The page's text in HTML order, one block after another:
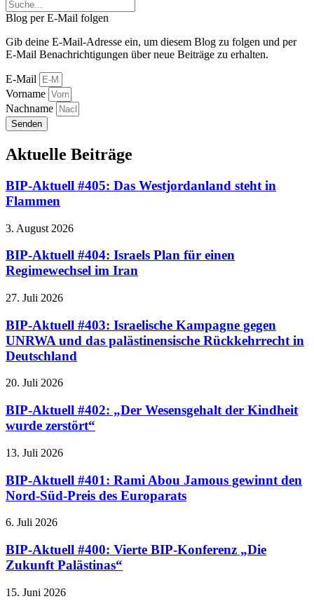
Blog per E-Mail folgen
Gib deine E-Mail-Adresse ein, um diesem Blog zu folgen und per
E-Mail Benachrichtigungen über neue Beiträge zu erhalten.
E-Mail
Vorname
Nachname
Senden
Aktuelle Beiträge
BIP-Aktuell #405: Das Westjordanland steht in
Flammen
3. August 2026
BIP-Aktuell #404: Israels Plan für einen
Regimewechsel im Iran
27. Juli 2026
BIP-Aktuell #403: Israelische Kampagne gegen
UNRWA und das palästinensische Rückkehrrecht in
Deutschland
20. Juli 2026
BIP-Aktuell #402: „Der Wesensgehalt der Kindheit
wurde zerstört“
13. Juli 2026
BIP-Aktuell #401: Rami Abou Jamous gewinnt den
Nord-Süd-Preis des Europarats
6. Juli 2026
BIP-Aktuell #400: Vierte BIP-Konferenz „Die
Zukunft Palästinas“
15. Juni 2026